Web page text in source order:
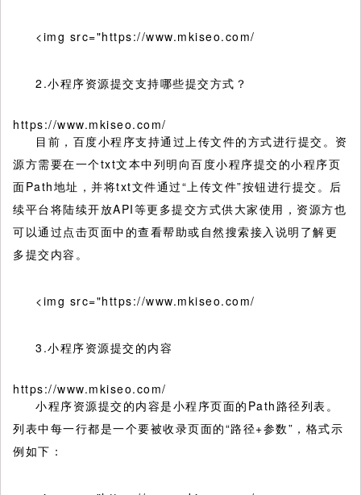
<img src="https://www.mkiseo.com/
2.小程序资源提交支持哪些提交方式？
https://www.mkiseo.com/
目前，百度⼩程序支持通过上传文件的方式进行提交。资
源方需要在⼀个txt文本中列明向百度⼩程序提交的⼩程序页
面Path地址，并将txt文件通过“上传文件”按钮进⾏提交。后
续平台将陆续开放API等更多提交方式供大家使用，资源方也
可以通过点击页面中的查看帮助或自然搜索接入说明了解更
多提交内容。
<img src="https://www.mkiseo.com/
3.小程序资源提交的内容
https://www.mkiseo.com/
小程序资源提交的内容是⼩程序⻚⾯的Path路径列表。
列表中每一行都是一个要被收录页面的“路径+参数”，格式示
例如下：